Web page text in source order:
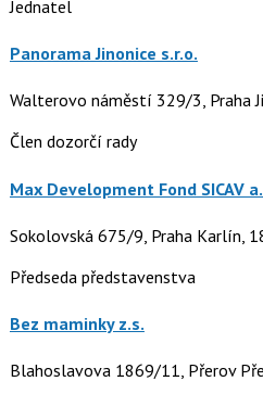
Jednatel
Panorama Jinonice s.r.o.
Walterovo náměstí 329/3, Praha
Člen dozorčí rady
Max Development Fond SICAV
Sokolovská 675/9, Praha Karlín,
Předseda představenstva
Bez maminky z.s.
Blahoslavova 1869/11, Přerov